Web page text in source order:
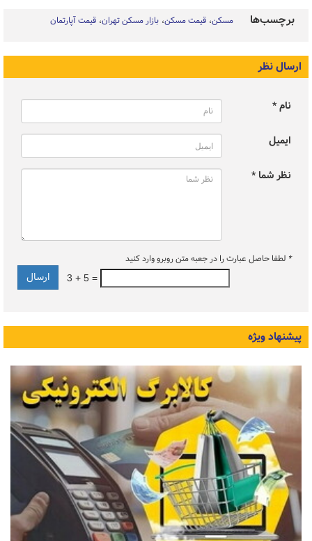
برچسب‌ها مسکن قیمت مسکن بازار مسکن تهران قیمت آپارتمان
ارسال نظر
نام *
ایمیل
نظر شما *
* لطفا حاصل عبارت را در جعبه متن روبرو وارد کنید
3 + 5 =
پیشنهاد ویژه